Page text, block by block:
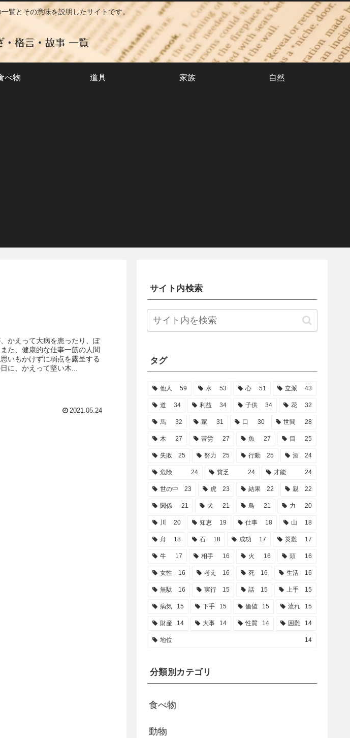
覧とその意味を説明したサイトです。
べ物 道具 家族 自然
かえって大病を患ったり、ぽ
た、健康的な仕事一筋の人間
いもかけずに弱点を露呈する
に、かえって堅い木...
2021.05.24
サイト内検索
タグ
他人 59 水 53 心 51 立派 43
道 34 利益 34 子供 34 花 32
馬 32 家 31 口 30 世間 28
木 27 苦労 27 魚 27 目 25
失敗 25 努力 25 行動 25 酒 24
危険 24 貧乏 24 才能 24
世の中 23 虎 23 結果 22 親 22
関係 21 犬 21 鳥 21 力 20
川 20 知恵 19 仕事 18 山 18
舟 18 石 18 成功 17 災難 17
牛 17 相手 16 火 16 頭 16
女性 16 考え 16 死 16 生活 16
無駄 16 実行 15 話 15 上手 15
病気 15 下手 15 価値 15 流れ 15
財産 14 大事 14 性質 14 困難 14
地位 14
分類別カテゴリ
食べ物
動物